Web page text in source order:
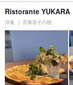
Ristorante YUKARA
洋食 北海道その他